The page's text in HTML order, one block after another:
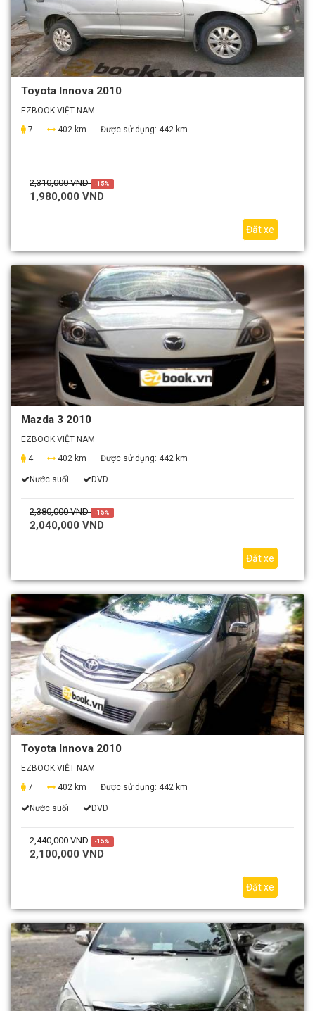
Toyota Innova 2010
EZBOOK VIỆT NAM
7
402 km Được sử dụng: 442 km
2,310,000 VND -15%
1,980,000 VND
Đặt xe
Mazda 3 2010
EZBOOK VIỆT NAM
4
402 km Được sử dụng: 442 km
Nước suối DVD
2,380,000 VND -15%
2,040,000 VND
Đặt xe
Toyota Innova 2010
EZBOOK VIỆT NAM
7
402 km Được sử dụng: 442 km
Nước suối DVD
2,440,000 VND -15%
2,100,000 VND
Đặt xe